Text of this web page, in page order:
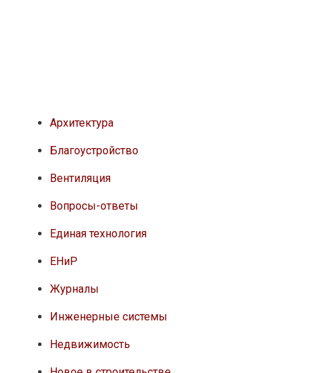
Архитектура
Благоустройство
Вентиляция
Вопросы-ответы
Единая технология
ЕНиР
Журналы
Инженерные системы
Недвижимость